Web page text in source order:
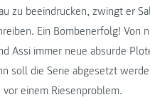
zu beeindrucken, zwingt er
Ein Bombenerfolg! Von
Assi immer neue absurde
soll die Serie abgesetzt
einem Riesenproblem.